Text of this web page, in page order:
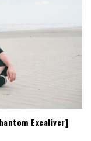
Excaliver]